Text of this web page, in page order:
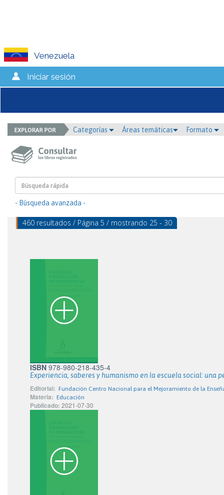
Venezuela
Iniciar sesión
Categorías Áreas temáticas Formato
- Búsqueda avanzada -
460 resultados / Página 5 / mostrando 25 - 30
ISBN 978-980-218-435-4
Experiencia, saberes y humanismo en la escuela social: una
Editorial: Fundación Centro Nacional para el Mejoramiento de la
Materia: Educación
Publicado: 2021-07-30